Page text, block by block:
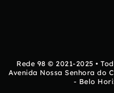
Rede 98 © 2021-2025 •
Avenida Nossa Senhora do
- Belo